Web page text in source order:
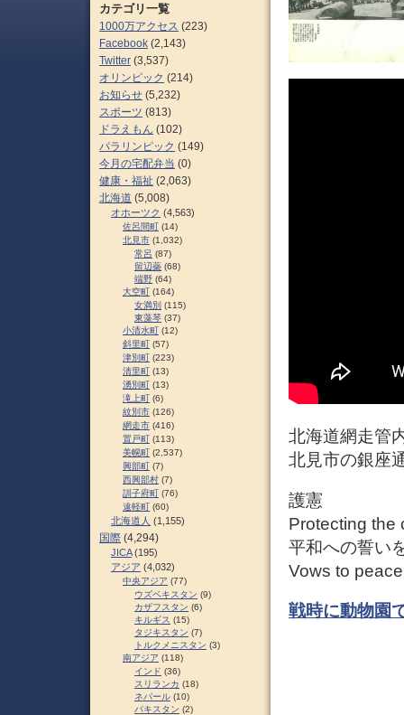
北海道網走管
北見市の銀座
護憲
Protecting the
平和への誓い
Vows to peace
戦時に動物園
カテゴリ一覧
1000万アクセス (223)
Facebook (2,143)
Twitter (3,537)
オリンピック (214)
お知らせ (5,232)
スポーツ (813)
ドラえもん (102)
パラリンピック (149)
今月の宅配弁当 (0)
健康・福祉 (2,063)
北海道 (5,008)
オホーツク (4,563)
佐呂間町 (14)
北見市 (1,032)
常呂 (87)
留辺蘂 (68)
端野 (64)
大空町 (164)
女満別 (115)
東藻琴 (37)
小清水町 (12)
斜里町 (57)
津別町 (223)
清里町 (13)
湧別町 (13)
滝上町 (6)
紋別市 (126)
網走市 (416)
置戸町 (113)
美幌町 (2,537)
興部町 (7)
西興部村 (7)
訓子府町 (76)
遠軽町 (60)
北海道人 (1,155)
国際 (4,294)
JICA(195)
アジア (4,032)
中央アジア (77)
ウズベキスタン (9)
カザフスタン (6)
キルギス (15)
タジキスタン (7)
トルクメニスタン (3)
南アジア (118)
インド (36)
スリランカ (18)
ネパール (10)
パキスタン (2)